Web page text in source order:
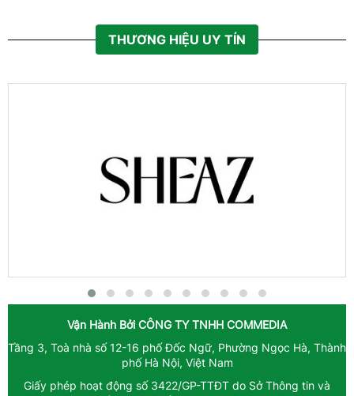
THƯƠNG HIỆU UY TÍN
Vận Hành Bởi CÔNG TY TNHH COMMEDIA
Tầng 3, Toà nhà số 12-16 phố Đốc Ngữ, Phường Ngọc Hà, Thành
phố Hà Nội, Việt Nam
Giấy phép hoạt động số 3422/GP-TTĐT do Sở Thông tin và